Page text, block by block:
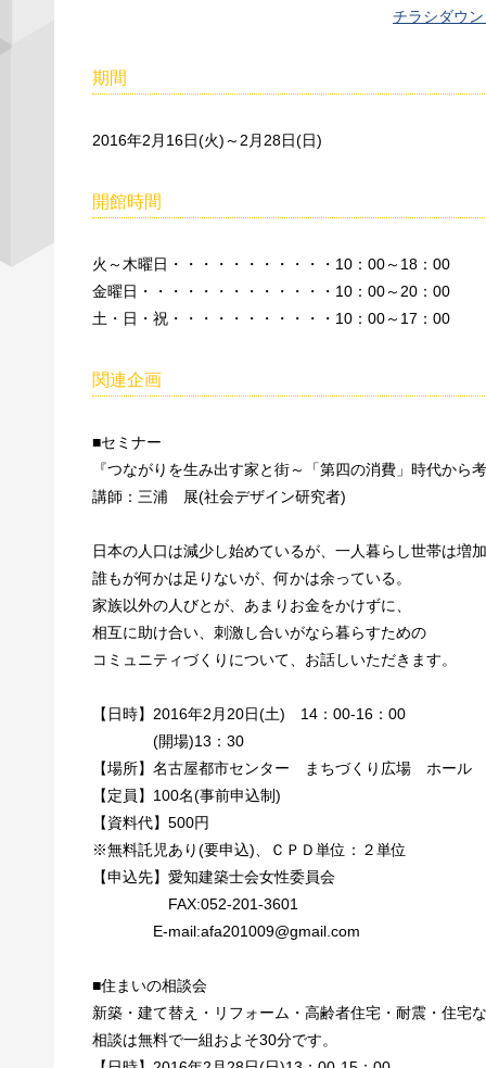
チラシダウ
期間
2016年2月16日(火)～2月28日(日)
開館時間
火～木曜日・・・・・・・・・・・10：00～18：00
金曜日・・・・・・・・・・・・・10：00～20：00
土・日・祝・・・・・・・・・・・10：00～17：00
関連企画
■セミナー
『つながりを生み出す家と街～「第四の消費」時代から
講師：三浦 展(社会デザイン研究者)
日本の人口は減少し始めているが、一人暮らし世帯は増
誰もが何かは足りないが、何かは余っている。
家族以外の人びとが、あまりお金をかけずに、
相互に助け合い、刺激し合いがなら暮らすための
コミュニティづくりについて、お話しいただきます。
【日時】2016年2月20日(土) 14：00-16：00
(開場)13：30
【場所】名古屋都市センター まちづくり広場 ホール
【定員】100名(事前申込制)
【資料代】500円
※無料託児あり(要申込)、ＣＰＤ単位：２単位
【申込先】愛知建築士会女性委員会
FAX:052-201-3601
E-mail:afa201009@gmail.com
■住まいの相談会
新築・建て替え・リフォーム・高齢者住宅・耐震・住宅
相談は無料で一組およそ30分です。